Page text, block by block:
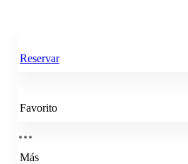
Reservar
Favorito
Más